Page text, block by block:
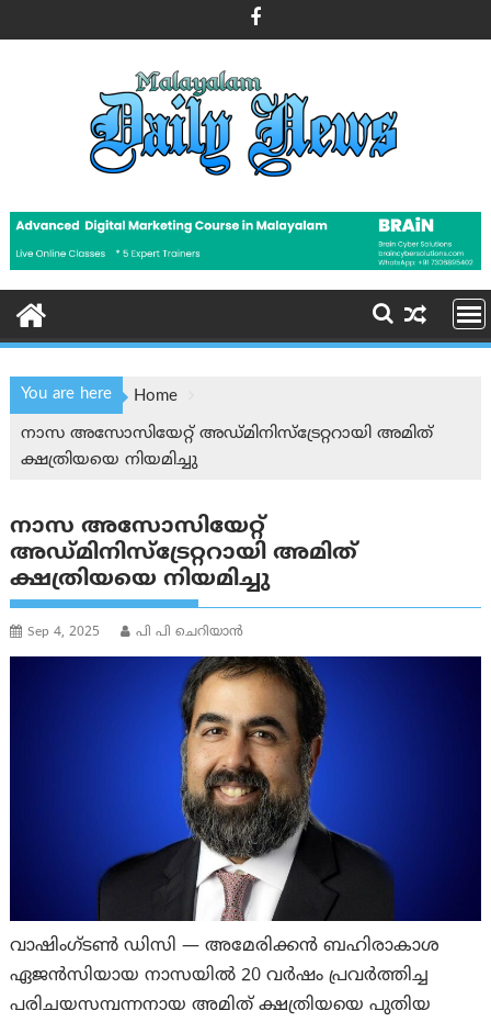
to
You are here
Home
നാസ അസോസിയേറ്റ് അഡ്മിനിസ്ട്രേറ്ററായി അമിത്
ക്ഷത്രിയയെ നിയമിച്ചു
നാസ അസോസിയേറ്റ്
അഡ്മിനിസ്ട്രേറ്ററായി അമിത്
ക്ഷത്രിയയെ നിയമിച്ചു
Sep 4, 2025 പി പി ചെറിയാൻ
വാഷിംഗ്ടൺ ഡിസി — അമേരിക്കൻ ബഹിരാകാശ
ഏജൻസിയായ നാസയിൽ 20 വർഷം പ്രവർത്തിച്ച
പരിചയസമ്പന്നനായ അമിത് ക്ഷത്രിയയെ പുതിയ